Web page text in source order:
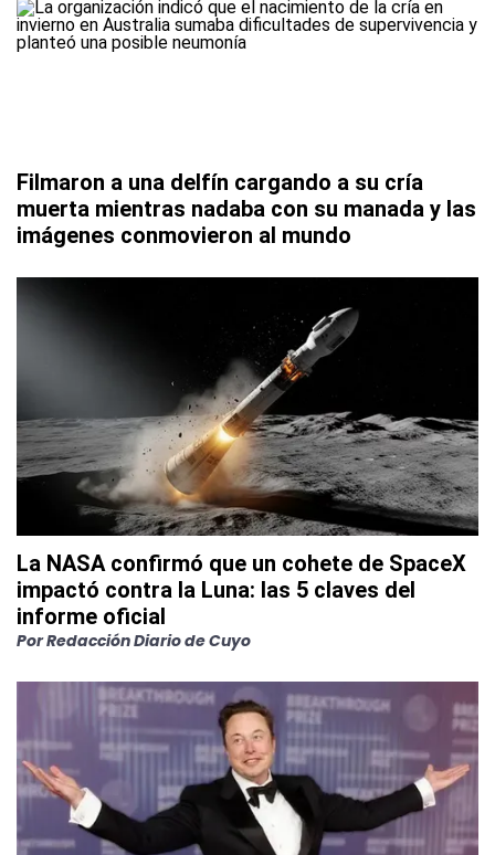
Filmaron a una delfín cargando a su cría
muerta mientras nadaba con su manada y las
imágenes conmovieron al mundo
La NASA confirmó que un cohete de SpaceX
impactó contra la Luna: las 5 claves del
informe oficial
PorRedacción Diario de Cuyo